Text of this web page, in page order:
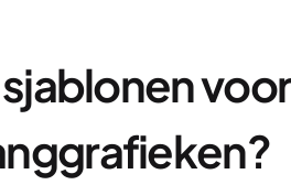
voor